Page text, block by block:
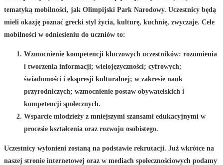
tematyką mobilności, jak Olimpijski Park Narodowy. Uczestnicy będą
mieli okazję poznać grecki styl życia, kulturę, kuchnię, zwyczaje. Cele
mobilności w odniesieniu do uczniów to:
Wzmocnienie kompetencji kluczowych uczestników: rozumienia
i tworzenia informacji; wielojęzyczności; cyfrowych;
świadomości i ekspresji kulturalnej; w zakresie nauk
przyrodniczych; wzmocnienie postaw obywatelskich i
kompetencji społecznych.
Wsparcie młodzieży z mniejszymi szansami edukacyjnymi w
procesie kształcenia oraz rozwoju osobistego.
Uczestnicy wyłonieni zostaną na podstawie rekrutacji. Już wkrótce na
naszej stronie internetowej oraz w mediach społecznościowych podamy